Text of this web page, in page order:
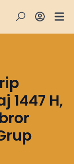
1447 H,